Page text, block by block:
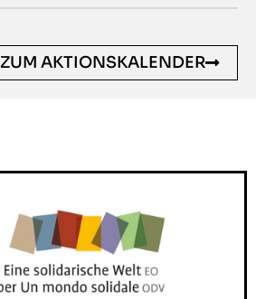
ZUM AKTIONSKALENDER